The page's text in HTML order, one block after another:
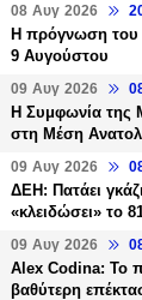
08 Αυγ 2026
Η πρόγνωση του
9 Αυγούστου
09 Αυγ 2026
Η Συμφωνία της
στη Μέση
09 Αυγ 2026
ΔΕΗ: Πατάει
«κλειδώσει» το
09 Αυγ 2026
Alex Codina: Το
βαθύτερη